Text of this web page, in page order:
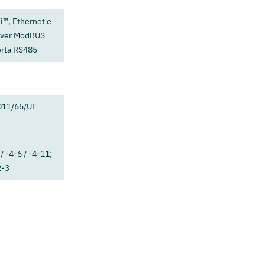
Ethernet e
ModBUS
RS485
65/UE
-4-6 / -4-11;
3